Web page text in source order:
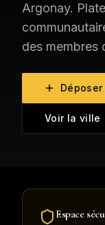
Argonay.
des membres
Voir la ville
Espace